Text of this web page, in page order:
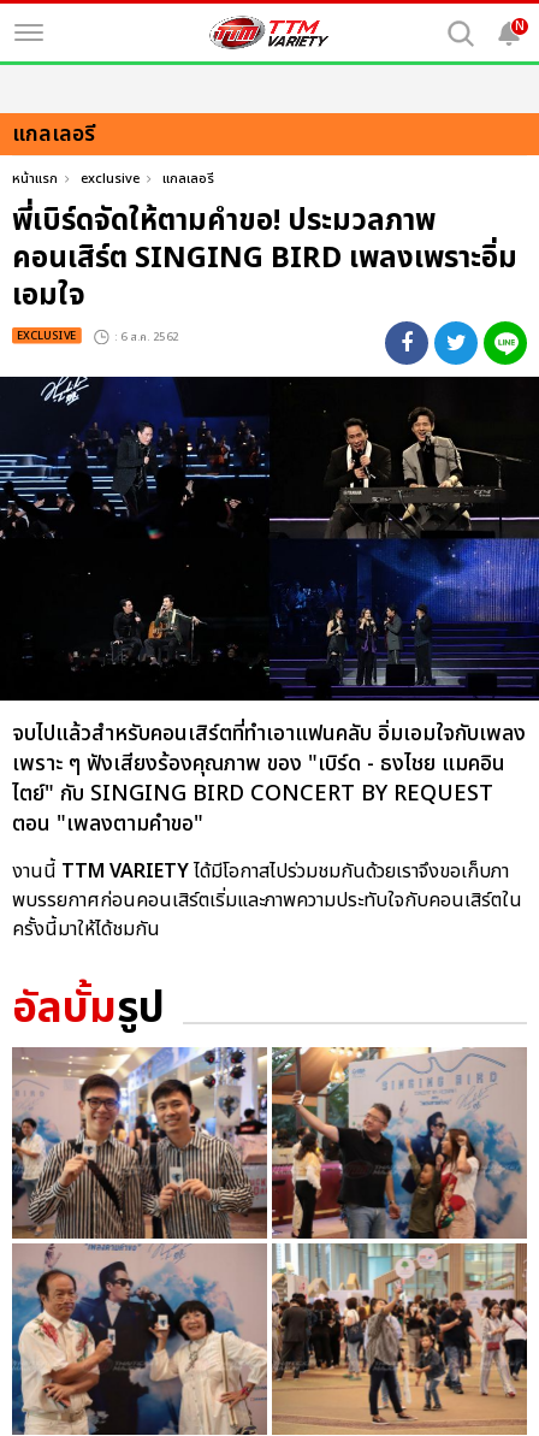
N
แกลเลอรี
หน้าแรก exclusive แกลเลอรี
พี่เบิร์ดจัดให้ตามคำขอ! ประมวลภาพ
คอนเสิร์ต SINGING BIRD เพลงเพราะอิ่ม
เอมใจ
EXCLUSIVE : 6 ส.ค. 2562
จบไปแล้วสำหรับคอนเสิร์ตที่ทำเอาแฟนคลับ อิ่มเอมใจกับเพลง
เพราะ ๆ ฟังเสียงร้องคุณภาพ ของ "เบิร์ด - ธงไชย แมคอิน
ไตย์" กับ SINGING BIRD CONCERT BY REQUEST
ตอน "เพลงตามคำขอ"
งานนี้ TTM VARIETYได้มีโอกาสไปร่วมชมกันด้วยเราจึงขอเก็บภา
พบรรยกาศก่อนคอนเสิร์ตเริ่มและภาพความประทับใจกับคอนเสิร์ตใน
ครั้งนี้มาให้ได้ชมกัน
อัลบั้มรูป